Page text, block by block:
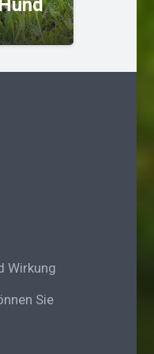
Wirkung
Sie